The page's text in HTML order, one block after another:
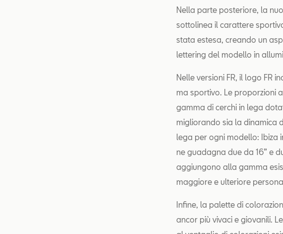
Nella parte posteriore, la
sottolinea il carattere
stata estesa, creando un
lettering del modello in
Nelle versioni FR, il logo FR
ma sportivo. Le proporzioni
gamma di cerchi in lega
migliorando sia la dinamica
lega per ogni modello: Ibiza
ne guadagna due da 16” e
aggiungono alla gamma
maggiore e ulteriore
Infine, la palette di
ancor più vivaci e giovanili.